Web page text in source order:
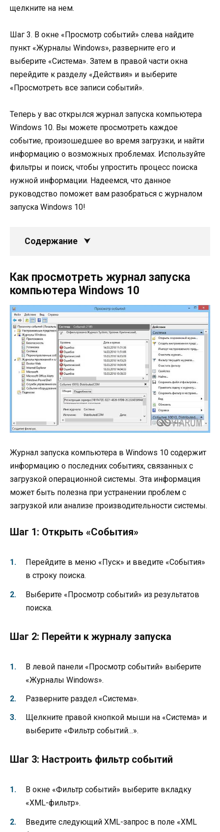
щелкните на нем.
Шаг 3. В окне «Просмотр событий» слева найдите
пункт «Журналы Windows», разверните его и
выберите «Система». Затем в правой части окна
перейдите к разделу «Действия» и выберите
«Просмотреть все записи событий».
Теперь у вас открылся журнал запуска компьютера
Windows 10. Вы можете просмотреть каждое
событие, произошедшее во время загрузки, и найти
информацию о возможных проблемах. Используйте
фильтры и поиск, чтобы упростить процесс поиска
нужной информации. Надеемся, что данное
руководство поможет вам разобраться с журналом
запуска Windows 10!
Содержание
Как просмотреть журнал запуска
компьютера Windows 10
Журнал запуска компьютера в Windows 10 содержит
информацию о последних событиях, связанных с
загрузкой операционной системы. Эта информация
может быть полезна при устранении проблем с
загрузкой или анализе производительности системы.
Шаг 1: Открыть «События»
Перейдите в меню «Пуск» и введите «События»
в строку поиска.
Выберите «Просмотр событий» из результатов
поиска.
Шаг 2: Перейти к журналу запуска
В левой панели «Просмотр событий» выберите
«Журналы Windows».
Разверните раздел «Система».
Щелкните правой кнопкой мыши на «Система» и
выберите «Фильтр событий…».
Шаг 3: Настроить фильтр событий
В окне «Фильтр событий» выберите вкладку
«XML-фильтр».
Введите следующий XML-запрос в поле «XML